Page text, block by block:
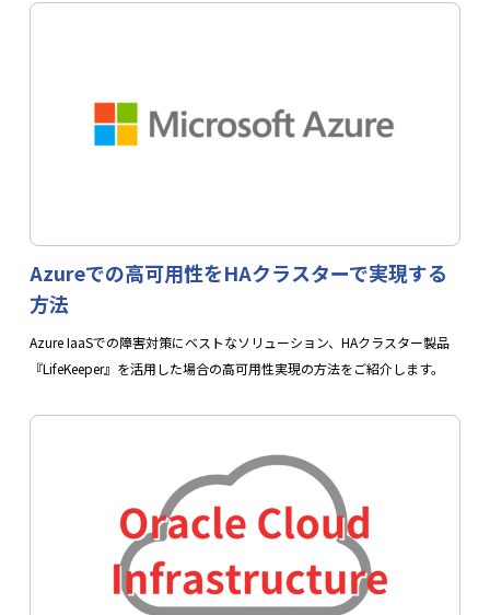
Azureでの高可用性をHAクラスターで実現する
方法
Azure IaaSでの障害対策にベストなソリューション、HAクラスター製品
『LifeKeeper』を活用した場合の高可用性実現の方法をご紹介します。